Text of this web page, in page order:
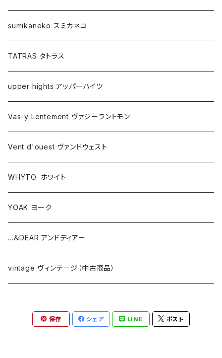
sumikaneko スミカネコ
TATRAS タトラス
upper hights アッパーハイツ
Vas-y Lentement ヴァジーラントモン
Vent d'ouest ヴァンドウェスト
WHYTO. ホワイト
YOAK ヨーク
...＆DEAR アンドディアー
vintage ヴィンテージ（中古商品）
保存 シェア LINE ポスト